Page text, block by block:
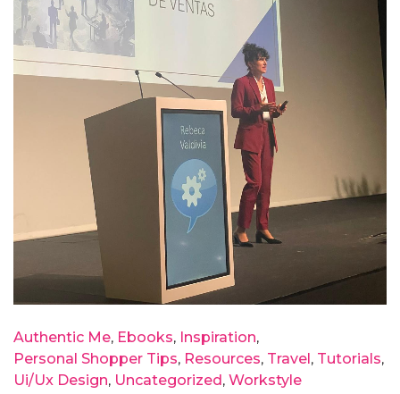
Authentic Me Ebooks
Inspiration
Personal Shopper Tips Resources Travel
Tutorials
Ui/Ux Design Uncategorized Workstyle